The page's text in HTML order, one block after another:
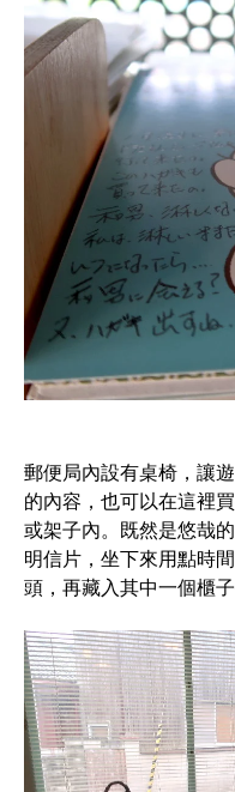
郵便局內設有桌椅，讓
的內容，也可以在這裡
或架子內。既然是悠哉
明信片，坐下來用點時
頭，再藏入其中一個櫃子